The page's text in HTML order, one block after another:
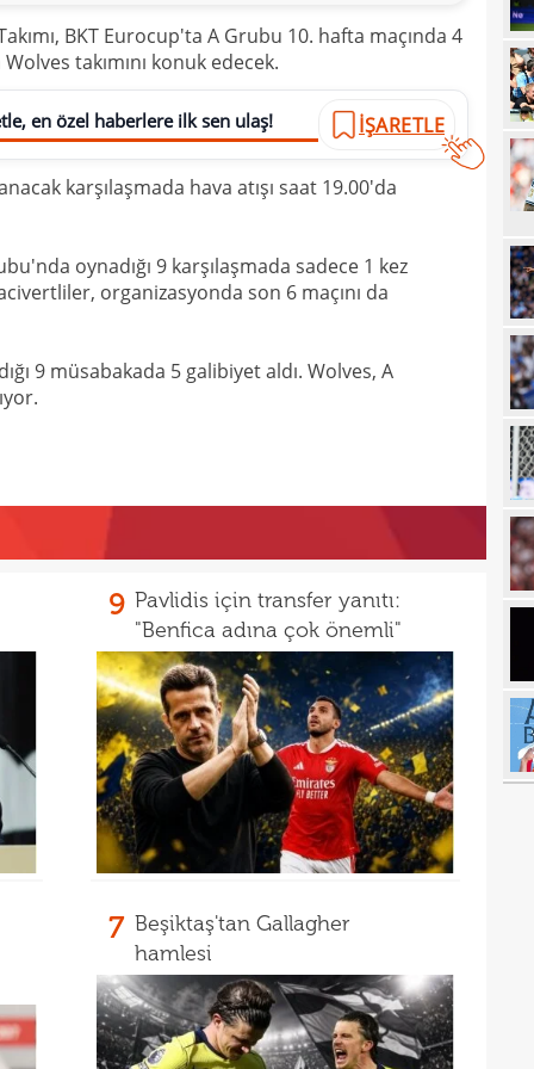
BKT Eurocup'ta A Grubu 10. hafta maçında 4
takımını konuk edecek.
en özel haberlere ilk sen ulaş! İŞARETLE
karşılaşmada hava atışı saat 19.00'da
oynadığı 9 karşılaşmada sadece 1 kez
organizasyonda son 6 maçını da
9 müsabakada 5 galibiyet aldı. Wolves, A
9 Pavlidis için transfer yanıtı:
"Benfica adına çok önemli"
7 Beşiktaş'tan Gallagher
hamlesi